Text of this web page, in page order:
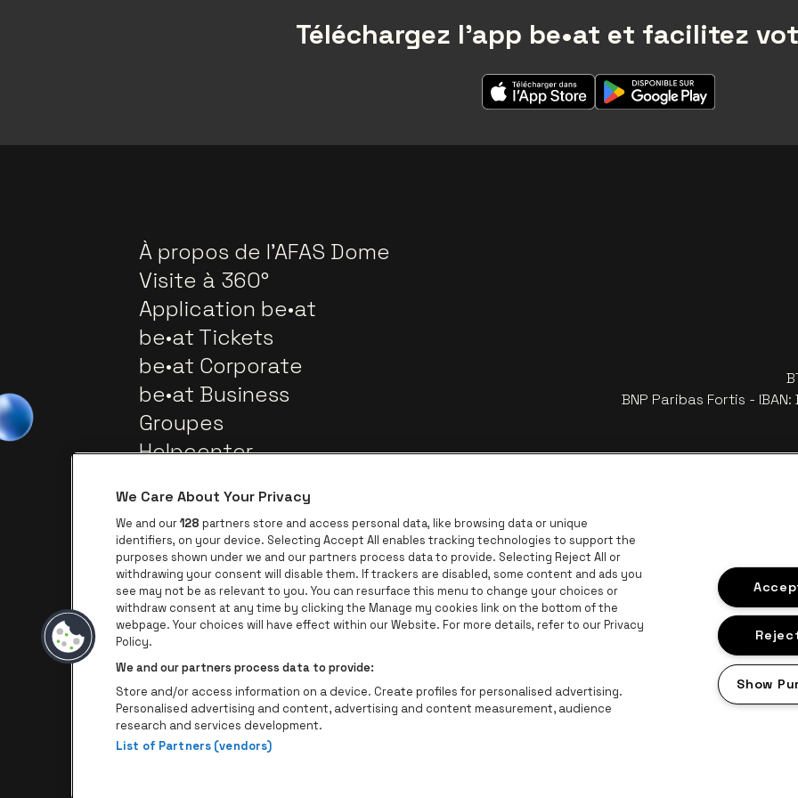
Téléchargez l'app be•at et facilitez
À propos de l'AFAS Dome
Visite à 360°
Application be•at
be•at Tickets
be•at Corporate
be•at Business
Groupes
Helpcenter
BNP Paribas Fortis -
Visitez le site de Europcar
Visitez le site de Jupiler
Visitez le site de Le logo de AperolVisitez le site de Champagne Pommery
Visitez le site de Le logo Jameson en
Visitez le site
We Care About Your Privacy
We and our128 partners store and access personal data, like browsing data or unique
identifiers, on your device. Selecting Accept All enables tracking technologies to support the
purposes shown under we and our partners process data to provide. Selecting Reject All or
withdrawing your consent will disable them. If trackers are disabled, some content and ads you
see may not be as relevant to you. You can resurface this menu to change your choices or
withdraw consent at any time by clicking the Manage my cookies link on the bottom of the
webpage. Your choices will have effect within our Website. For more details, refer to our Privacy
Policy.
We and our partners process data to provide:
Store and/or access information on a device. Create profiles for personalised advertising.
Personalised advertising and content, advertising and content measurement, audience
research and services development.
List of Partners (vendors)
Show